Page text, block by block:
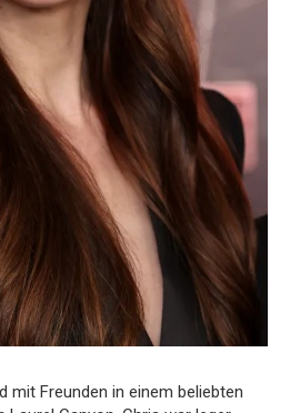
mit Freunden in einem beliebten